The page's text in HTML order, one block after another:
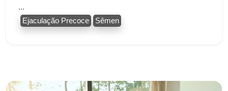
...
Ejaculação Precoce Sêmen